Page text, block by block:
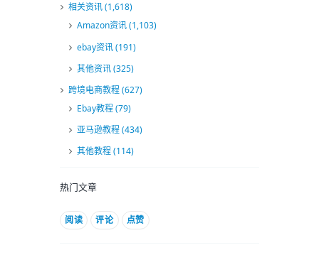
相关资讯(1,618)
Amazon资讯(1,103)
ebay资讯(191)
其他资讯(325)
跨境电商教程(627)
Ebay教程(79)
亚马逊教程(434)
其他教程(114)
热门文章
阅读 评论 点赞